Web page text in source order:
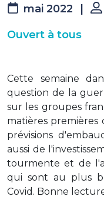
mai 2022
Ouvert à tous
Cette semaine
question de la
sur les groupes
matières
prévisions
aussi de
tourmente et de
qui sont au plus
Covid. Bonne